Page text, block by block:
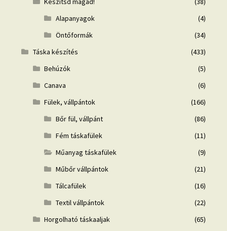
Alapanyagok
(4)
Öntőformák
(34)
Táska készítés
(433)
Behúzók
(5)
Canava
(6)
Fülek, vállpántok
(166)
Bőr fül, vállpánt
(86)
Fém táskafülek
(11)
Műanyag táskafülek
(9)
Műbőr vállpántok
(21)
Tálcafülek
(16)
Textil vállpántok
(22)
Horgolható táskaaljak
(65)